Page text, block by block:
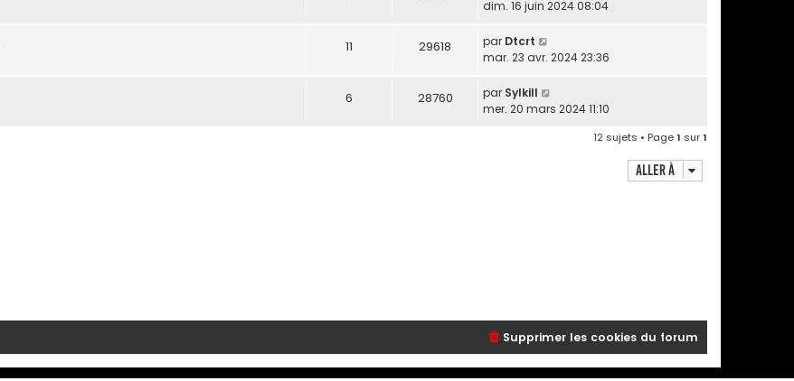
dim. 16 juin 2024 08:04
11 29618 par Dtcrt
mar. 23 avr. 2024 23:36
6 28760 par Sylkill
mer. 20 mars 2024 11:10
12 sujets • Page1 sur1
Aller à
Supprimer les cookies du forum